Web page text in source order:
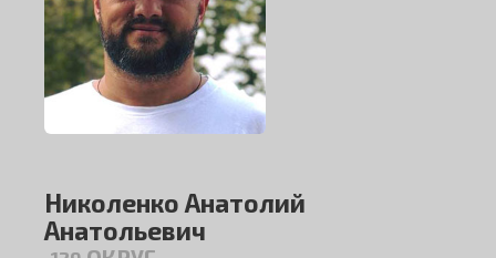
Николенко Анатолий
Анатольевич